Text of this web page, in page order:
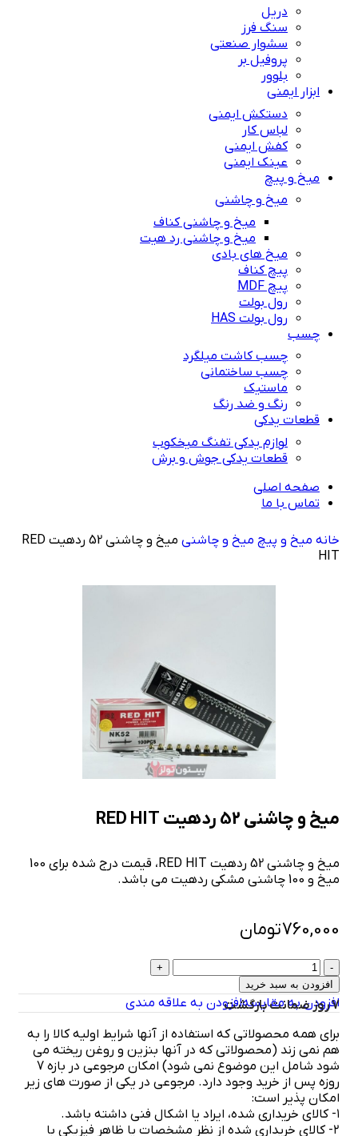
دریل
سنگ فرز
سشوار صنعتی
پروفیل بر
بلوور
ابزار ایمنی
دستکش ایمنی
لباس کار
کفش ایمنی
عینک ایمنی
میخ و پیچ
میخ و چاشنی
میخ و چاشنی کناف
میخ و چاشنی رد هیت
میخ های بادی
پیچ کناف
پیچ MDF
رول بولت
رول بولت HAS
چسب
چسب کاشت میلگرد
چسب ساختمانی
ماستیک
رنگ و ضد رنگ
قطعات یدکی
لوازم یدکی تفنگ میخکوب
قطعات یدکی جوش و برش
صفحه اصلی
تماس با ما
راهنمای خرید
خانه میخ و پیچ میخ و چاشنی
میخ و چاشنی 52 ردهیت RED
HIT
میخ و چاشنی 52 ردهیت RED HIT
میخ و چاشنی 52 ردهیت RED HIT، قیمت درج شده برای 100
میخ و 100 چاشنی مشکی ردهیت می باشد.
760,000تومان
افزودن به سبد خرید
افزودن به مقایسهافزودن به علاقه مندی
7 روز ضمانت بازگشت
برای همه محصولاتی که استفاده از آنها شرایط اولیه کالا را به
هم نمی زند (محصولاتی که در آنها بنزین و روغن ریخته می
شود شامل این موضوع نمی شود) امکان مرجوعی در بازه 7
روزه پس از خرید وجود دارد. مرجوعی در یکی از صورت های زیر
امکان پذیر است:
۱- کالای خریداری شده، ایراد یا اشکال فنی داشته باشد.
۲- کالای خریداری شده از نظر مشخصات یا ظاهر فیزیکی با